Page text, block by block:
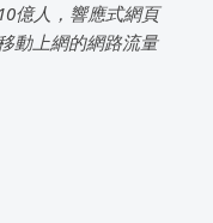
億人，響應式網頁
動上網的網路流量